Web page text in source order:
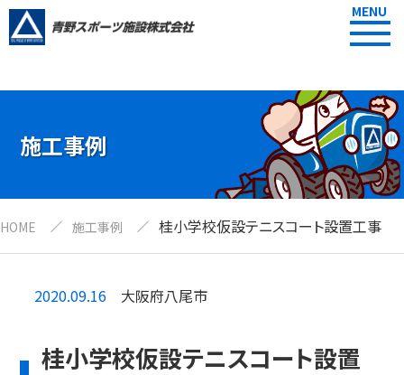
MENU
施工事例
HOME 施工事例 桂小学校仮設テニスコート設置工事
2020.09.16 大阪府八尾市
桂小学校仮設テニスコート設置